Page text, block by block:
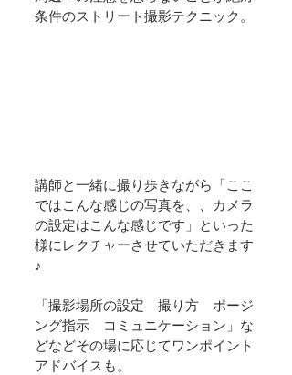
条件のストリート撮影テクニック。
講師と一緒に撮り歩きながら「ここ
ではこんな感じの写真を、、カメラ
の設定はこんな感じです」といった
様にレクチャーさせていただきます
♪
「撮影場所の設定　撮り方　ポージ
ング指示　コミュニケーション」な
どなどその場に応じてワンポイント
アドバイスも。